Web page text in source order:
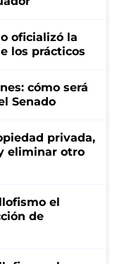
oficializó la
los prácticos
cómo será
Senado
privada,
eliminar otro
el
de